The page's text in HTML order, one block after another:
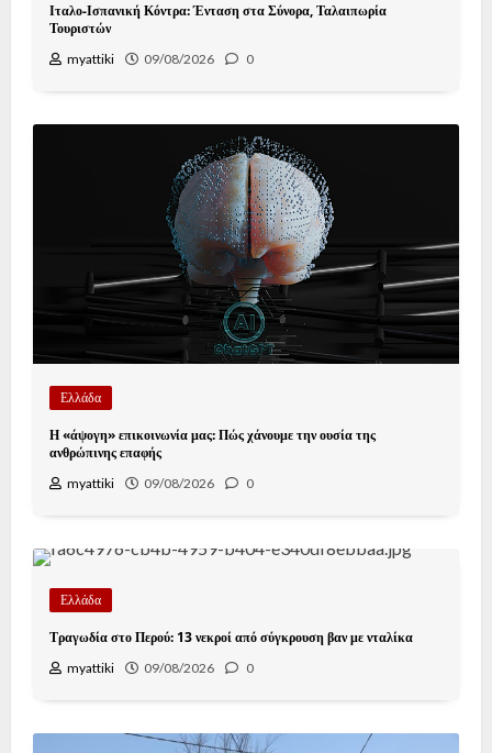
Ιταλο-Ισπανική Κόντρα: Ένταση στα Σύνορα, Ταλαιπωρία
Τουριστών
myattiki 09/08/2026 0
Ελλάδα
Η «άψογη» επικοινωνία μας: Πώς χάνουμε την ουσία της
ανθρώπινης επαφής
myattiki 09/08/2026 0
Ελλάδα
Τραγωδία στο Περού: 13 νεκροί από σύγκρουση βαν με νταλίκα
myattiki 09/08/2026 0